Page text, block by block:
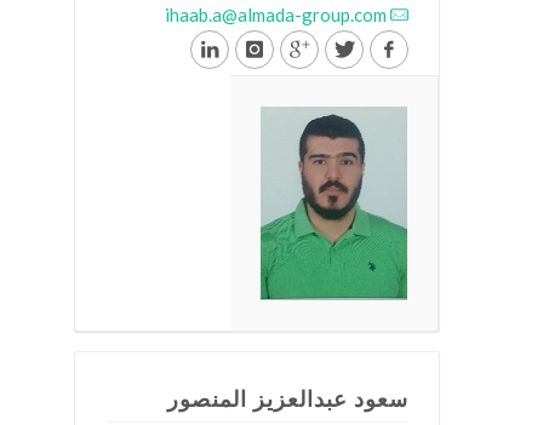
ihaab.a@almada-group.com
سعود عبدالعزيز المنصور